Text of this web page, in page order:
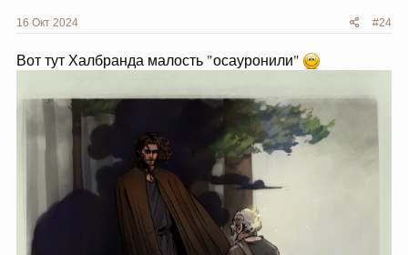
16 Окт 2024 #24
Вот тут Халбранда малость "осауронили"